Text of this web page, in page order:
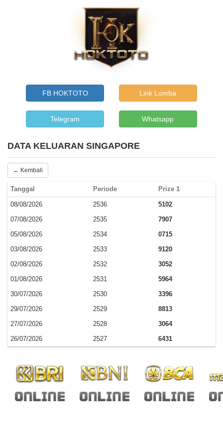
FB HOKTOTO Link Lomba
Telegram Whatsapp
DATA KELUARAN SINGAPORE
← Kembali
Tanggal Periode Prize 1
08/08/2026 2536
5102
07/08/2026
2535
7907
05/08/2026
2534
0715
03/08/2026
2533
9120
02/08/2026
2532
3052
01/08/2026
2531
5964
30/07/2026
2530
3396
29/07/2026
2529
8813
27/07/2026
2528
3064
26/07/2026
2527 6431